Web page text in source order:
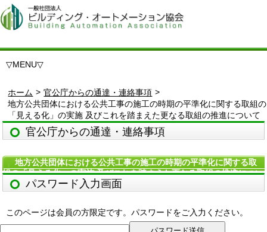
▽MENU▽
ホーム > 官公庁からの通達・連絡事項 >
地方公共団体における公共工事の施工の時期の平準化に関する取組の
「見える化」の実施 及びこれを踏まえた更なる取組の推進について
官公庁からの通達・連絡事項
地方公共団体における公共工事の施工の時期の平準化に関する取
組の「見える化」の実施 及びこれを踏まえた更なる取組の推進につい
て
パスワード入力画面
このページは会員の方限定です。パスワードをご入力ください。